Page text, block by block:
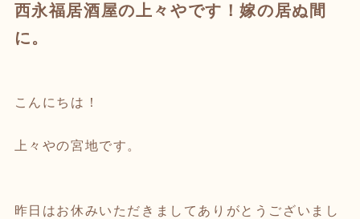
西永福居酒屋の上々やです！嫁の居ぬ間
に。
こんにちは！
上々やの宮地です。
昨日はお休みいただきましてありがとうございまし